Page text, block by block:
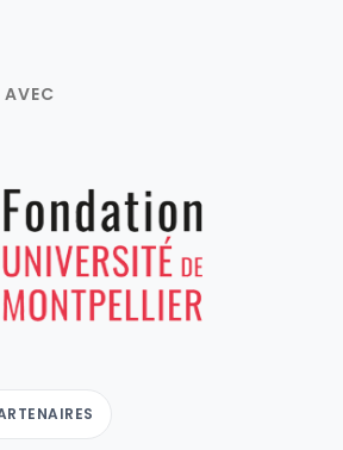
AVEC